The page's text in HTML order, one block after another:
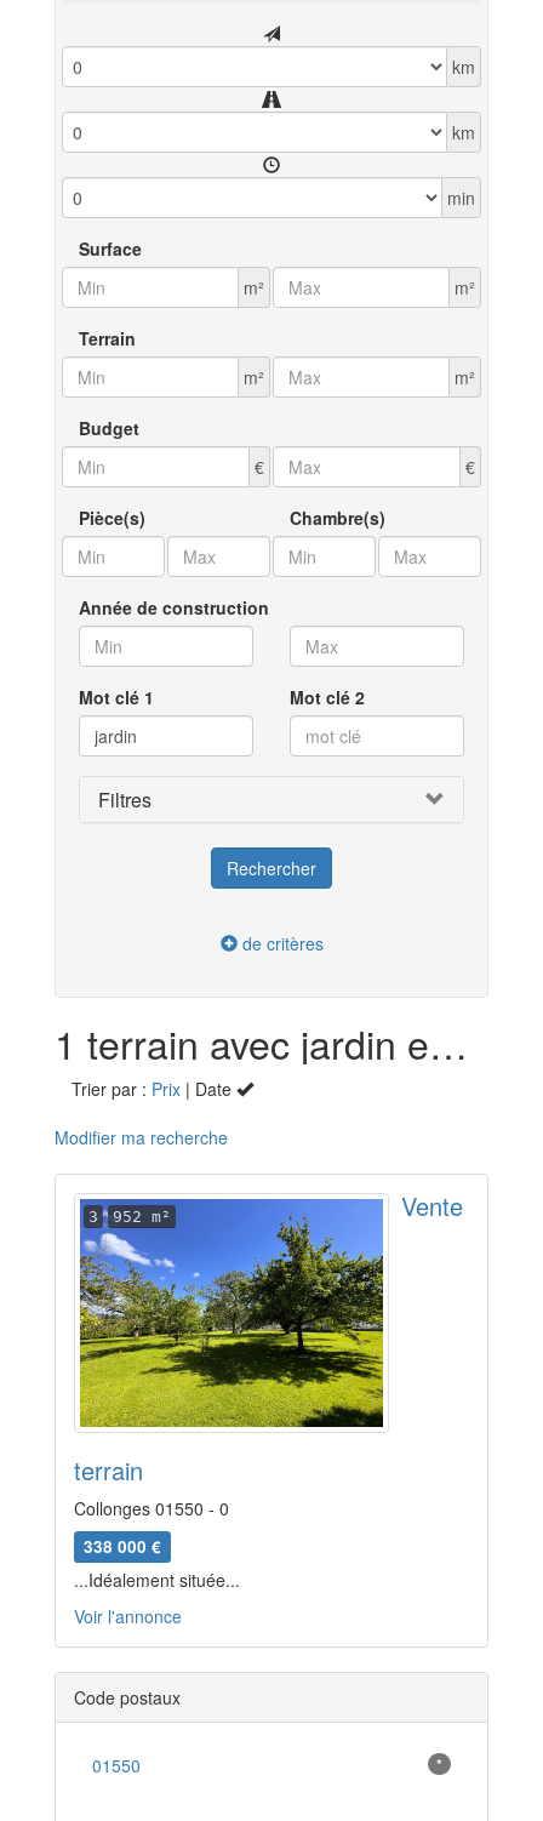
km
km
min
Surface
m²
m²
Terrain
m²
m²
Budget
€
€
Pièce(s) Chambre(s)
Année de construction
Mot clé 1 Mot clé 2
Filtres
de critères
1 terrain avec jardin en vente à Collonges (01)
Trier par : Prix | Date
Modifier ma recherche
3 952 m² Vente
terrain
Collonges 01550 - 0
338 000 €
...Idéalement située...
Voir l'annonce
Code postaux
01550 *